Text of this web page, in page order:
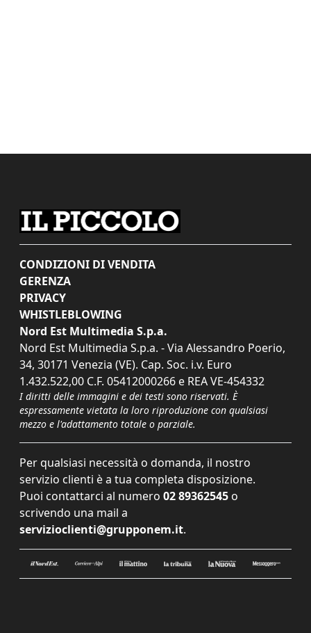
CONDIZIONI DI VENDITA
GERENZA
PRIVACY
WHISTLEBLOWING
Nord Est Multimedia S.p.a.
Nord Est Multimedia S.p.a. - Via Alessandro Poerio,
34, 30171 Venezia (VE). Cap. Soc. i.v. Euro
1.432.522,00 C.F. 05412000266 e REA VE-454332
I diritti delle immagini e dei testi sono riservati. È
espressamente vietata la loro riproduzione con qualsiasi
mezzo e l'adattamento totale o parziale.
Per qualsiasi necessità o domanda, il nostro
servizio clienti è a tua completa disposizione.
Puoi contattarci al numero 02 89362545 o
scrivendo una mail a
servizioclienti@grupponem.it.